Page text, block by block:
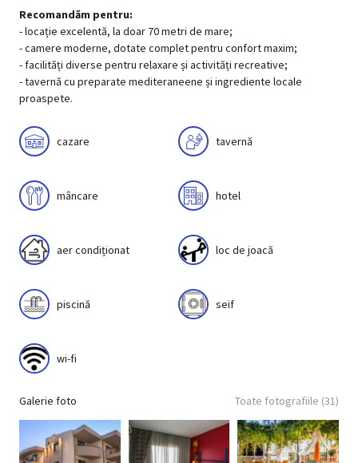
Recomandăm pentru:
- locație excelentă, la doar 70 metri de mare;
- camere moderne, dotate complet pentru confort maxim;
- facilități diverse pentru relaxare și activități recreative;
- tavernă cu preparate mediteraneene și ingrediente locale
proaspete.
cazare tavernă
mâncare hotel
aer condiționat loc de joacă
piscină seif
wi-fi
Galerie foto Toate fotografiile (31)